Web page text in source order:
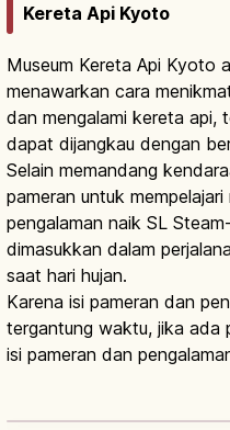
Kereta Api Kyoto
Museum Kereta Api Kyoto
menawarkan cara
dan mengalami kereta api,
dapat dijangkau dengan
Selain memandang
pameran untuk
pengalaman naik SL
dimasukkan dalam
saat hari hujan.
Karena isi pameran dan
tergantung waktu, jika ada
isi pameran dan
Kyoto Railway Museum: